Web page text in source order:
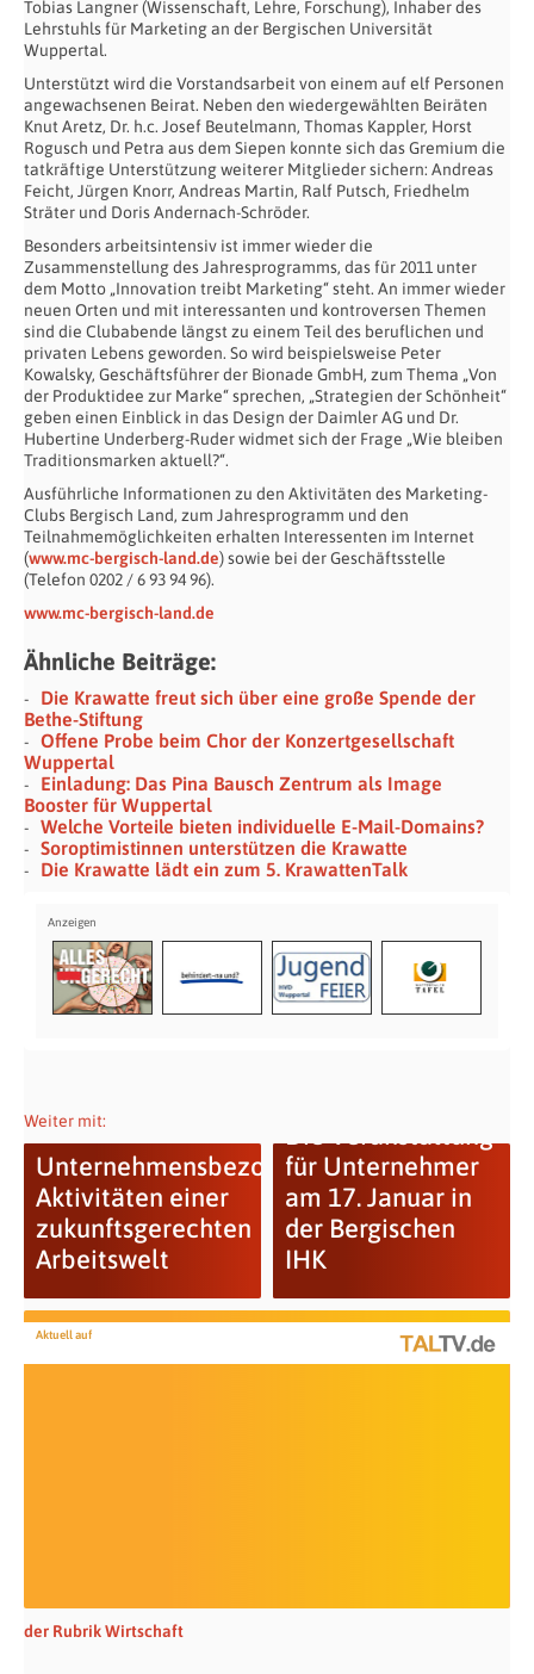
Tobias Langner (Wissenschaft, Lehre, Forschung), Inhaber des
Lehrstuhls für Marketing an der Bergischen Universität
Wuppertal.
Unterstützt wird die Vorstandsarbeit von einem auf elf Personen
angewachsenen Beirat. Neben den wiedergewählten Beiräten
Knut Aretz, Dr. h.c. Josef Beutelmann, Thomas Kappler, Horst
Rogusch und Petra aus dem Siepen konnte sich das Gremium die
tatkräftige Unterstützung weiterer Mitglieder sichern: Andreas
Feicht, Jürgen Knorr, Andreas Martin, Ralf Putsch, Friedhelm
Sträter und Doris Andernach-Schröder.
Besonders arbeitsintensiv ist immer wieder die
Zusammenstellung des Jahresprogramms, das für 2011 unter
dem Motto „Innovation treibt Marketing“ steht. An immer wieder
neuen Orten und mit interessanten und kontroversen Themen
sind die Clubabende längst zu einem Teil des beruflichen und
privaten Lebens geworden. So wird beispielsweise Peter
Kowalsky, Geschäftsführer der Bionade GmbH, zum Thema „Von
der Produktidee zur Marke“ sprechen, „Strategien der Schönheit“
geben einen Einblick in das Design der Daimler AG und Dr.
Hubertine Underberg-Ruder widmet sich der Frage „Wie bleiben
Traditionsmarken aktuell?“.
Ausführliche Informationen zu den Aktivitäten des Marketing-
Clubs Bergisch Land, zum Jahresprogramm und den
Teilnahmemöglichkeiten erhalten Interessenten im Internet
(www.mc-bergisch-land.de) sowie bei der Geschäftsstelle
(Telefon 0202 / 6 93 94 96).
www.mc-bergisch-land.de
Ähnliche Beiträge:
Die Krawatte freut sich über eine große Spende der
Bethe-Stiftung
Offene Probe beim Chor der Konzertgesellschaft
Wuppertal
Einladung: Das Pina Bausch Zentrum als Image
Booster für Wuppertal
Welche Vorteile bieten individuelle E-Mail-Domains?
Soroptimistinnen unterstützen die Krawatte
Die Krawatte lädt ein zum 5. KrawattenTalk
Weiter mit:
Unternehmensbezogene
Aktivitäten einer
zukunftsgerechten
Arbeitswelt
für Unternehmer
am 17. Januar in
der Bergischen
IHK
Aktuell auf
der Rubrik Wirtschaft